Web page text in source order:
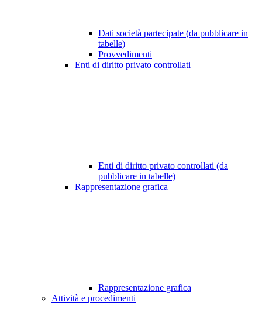
Dati società partecipate (da pubblicare in
tabelle)
Provvedimenti
Enti di diritto privato controllati
Enti di diritto privato controllati (da
pubblicare in tabelle)
Rappresentazione grafica
Rappresentazione grafica
Attività e procedimenti